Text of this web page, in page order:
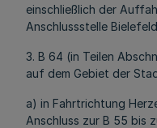
einschließlich der
Anschlussstelle
3. B 64 (in Teilen
auf dem Gebiet der
a) in Fahrtrichtung
Anschluss zur B 55 bis